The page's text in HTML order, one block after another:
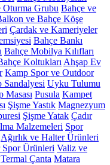
Grubu Bahçe ve
ve Bahçe Köşe
Çardak ve Kameriyeler
Bahçe Bankı
Bahçe Mobilya Kılıfları
Koltukları Ahşap Ev
Kamp Spor ve Outdoor
Sandalyesi Uyku Tulumu
Masası Pusula Kampet
Şişme Yastık Magnezyum
Şişme Yatak Çadır
Malzemeleri Spor
Ağırlık ve Halter Ürünleri
Ürünleri Valiz ve
Termal Çanta Matara